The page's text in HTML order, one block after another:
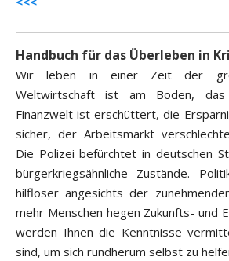
Handbuch für das Überleben in
Wir leben in einer Zeit der
Weltwirtschaft ist am Boden,
Finanzwelt ist erschüttert, die
sicher, der Arbeitsmarkt
Die Polizei befürchtet in deutschen
bürgerkriegsähnliche Zustände.
hilfloser angesichts der
mehr Menschen hegen Zukunfts- und
werden Ihnen die Kenntnisse
sind, um sich rundherum selbst zu